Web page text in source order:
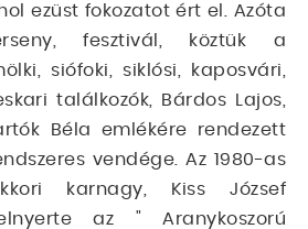
ezüst fokozatot ért el. Azóta
fesztivál, köztük a
siófoki, siklósi, kaposvári,
találkozók, Bárdos Lajos,
Béla emlékére rendezett
vendége. Az 1980-as
karnagy, Kiss József
az " Aranykoszorú